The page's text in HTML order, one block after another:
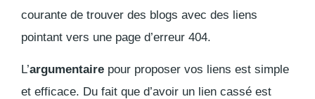
courante de trouver des blogs avec des liens
pointant vers une page d’erreur 404.
L’argumentaire pour proposer vos liens est simple
et efficace. Du fait que d’avoir un lien cassé est